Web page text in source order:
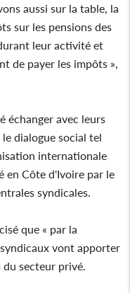
aussi sur la table, la
sur les pensions des
leur activité et
de payer les impôts »,
échanger avec leurs
dialogue social tel
internationale
en Côte d'Ivoire par le
syndicales.
que « par la
vont apporter
secteur privé.